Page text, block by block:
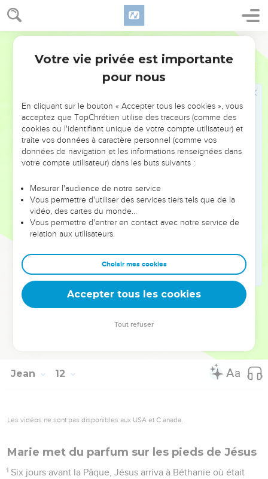
Jean 11
leur dit : « Vous n'y comprenez rien ;
50 vous ne réfléchissez pas qu'il est dans notre intérêt qu'un
seul homme meure pour le peuple et que la nation tout
Or il ne dit pas cela de lui-même, mais comme il était
grand-prêtre cette année-là, il prophétisa que Jésus devait
Et ce n'était pas pour la nation seulement, c'était aussi afin
de réunir en un seul corps les enfants de Dieu dispersés.
Dès ce jour, ils tinrent conseil pour le faire mourir.
C'est pourquoi Jésus ne se montra plus ouvertement
désert, dans une ville appelée Ephraïm, où il resta avec ses
disciples.
La Pâque des Juifs était proche et beaucoup de gens
montèrent de la campagne à Jérusalem avant la Pâque pour
se purifier.
Ils cherchaient Jésus et se disaient les uns aux autres
dans le temple : « Qu'en pensez-vous ? Ne viendra-t-il pas à
la fête ? »
Or les chefs des prêtres et les pharisiens avaient donné
Jean 12
Les vidéos ne sont pas disponibles aux USA et C anada.
Marie met du parfum sur les pieds de Jésus
1 Six jours avant la Pâque, Jésus arriva à Béthanie où était
Votre vie privée est importante
pour nous
En cliquant sur le bouton « Accepter tous les cookies », vous
acceptez que TopChrétien utilise des traceurs (comme des
cookies ou l'identifiant unique de votre compte utilisateur) et
traite vos données à caractère personnel (comme vos
données de navigation et les informations renseignées dans
votre compte utilisateur) dans les buts suivants :
Mesurer l'audience de notre service
Vous permettre d'utiliser des services tiers tels que de la
vidéo, des cartes du monde…
Vous permettre d'entrer en contact avec notre service de
relation aux utilisateurs.
Choisir mes cookies
Accepter tous les cookies
Tout refuser